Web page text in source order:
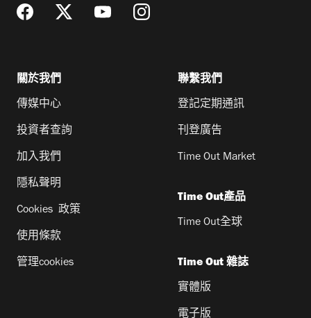
關於我們
傳媒中心
投資者查詢
加入我們
隱私聲明
Cookies 政策
使用條款
管理cookies
聯繫我們
登記定期通訊
刊登廣告
Time Out Market
Time Out產品
Time Out全球
Time Out 雜誌
實體版
電子版